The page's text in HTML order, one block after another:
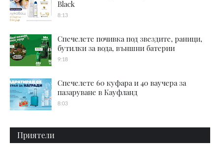
Black
8:13
Спечелете почивка под звездите, раници,
бутилки за вода, външни батерии
9:18
Спечелете 60 куфара и 40 ваучера за
пазаруване в Кауфланд
8:03
Приятели